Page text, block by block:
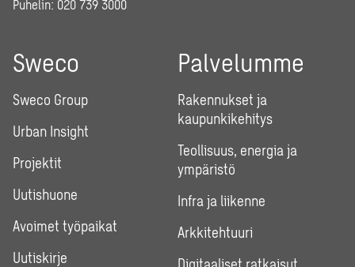
Puhelin: 020 739 3000
Sweco
Sweco Group
Urban Insight
Projektit
Uutishuone
Avoimet työpaikat
Uutiskirje
Palvelumme
Rakennukset ja
kaupunkikehitys
Teollisuus, energia ja
ympäristö
Infra ja liikenne
Arkkitehtuuri